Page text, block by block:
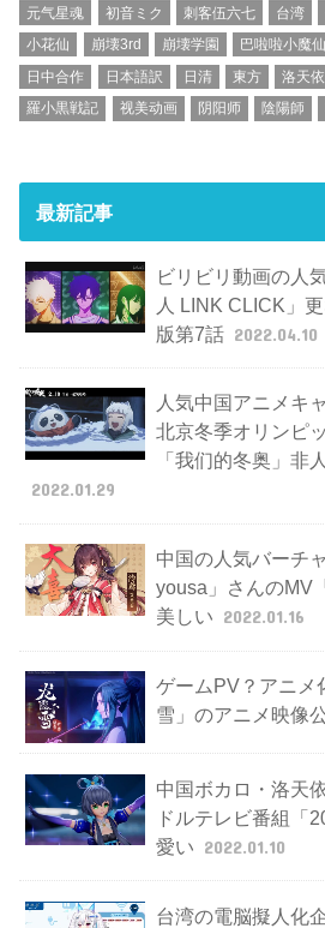
元气星魂
初音ミク 刺客伍六七 台湾
小花仙
崩壊3rd 崩壊学園 巴啦啦小魔仙
日中合作
日本語訳 日清 東方 洛天依
羅小黒戦記
视美动画 阴阳师 陰陽師
最新記事
ビリビリ動画の人
人 LINK CLICK」
版第7話 2022.04.10
人気中国アニメキ
北京冬季オリンピ
「我们的冬奥」非
2022.01.29
中国の人気バーチ
yousa」さんのMV
美しい 2022.01.16
ゲームPV？アニメ
雪」のアニメ映像
中国ボカロ・洛天
ドルテレビ番組「
愛い 2022.01.10
台湾の電脳擬人化